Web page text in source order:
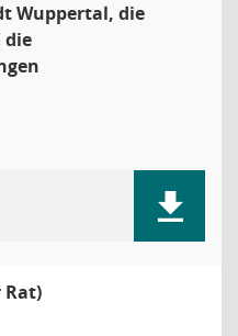
Wuppertal, die
die
Rat)